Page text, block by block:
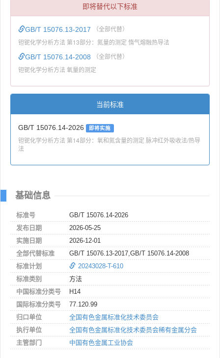
即将替代以下标准
GB/T 15076.13-2017 （全部代替）
钽铌化学分析方法 第13部分：氮量的测定 惰气熔融热导法
GB/T 15076.14-2008 （全部代替）
钽铌化学分析方法 氧量的测定
当前标准
GB/T 15076.14-2026 即将实施
钽铌化学分析方法 第14部分：氧和氮含量的测定 脉冲红外吸收法/热导
法
基础信息
标准号
GB/T 15076.14-2026
发布日期
2026-05-25
实施日期
2026-12-01
全部代替标准
GB/T 15076.13-2017,GB/T 15076.14-2008
标准计划
20243028-T-610
标准类别
方法
中国标准分类号
H14
国际标准分类号
77.120.99
归口单位
全国有色金属标准化技术委员会
执行单位
全国有色金属标准化技术委员会稀有金属分会
主管部门
中国有色金属工业协会